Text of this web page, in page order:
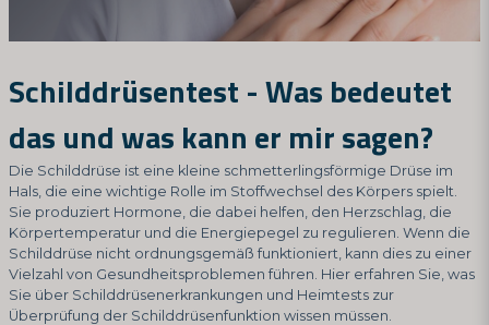
Schilddrüsentest - Was bedeutet
das und was kann er mir sagen?
Die Schilddrüse ist eine kleine schmetterlingsförmige Drüse im
Hals, die eine wichtige Rolle im Stoffwechsel des Körpers spielt.
Sie produziert Hormone, die dabei helfen, den Herzschlag, die
Körpertemperatur und die Energiepegel zu regulieren. Wenn die
Schilddrüse nicht ordnungsgemäß funktioniert, kann dies zu einer
Vielzahl von Gesundheitsproblemen führen. Hier erfahren Sie, was
Sie über Schilddrüsenerkrankungen und Heimtests zur
Überprüfung der Schilddrüsenfunktion wissen müssen.